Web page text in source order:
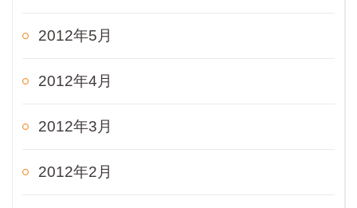
2012年5月
2012年4月
2012年3月
2012年2月